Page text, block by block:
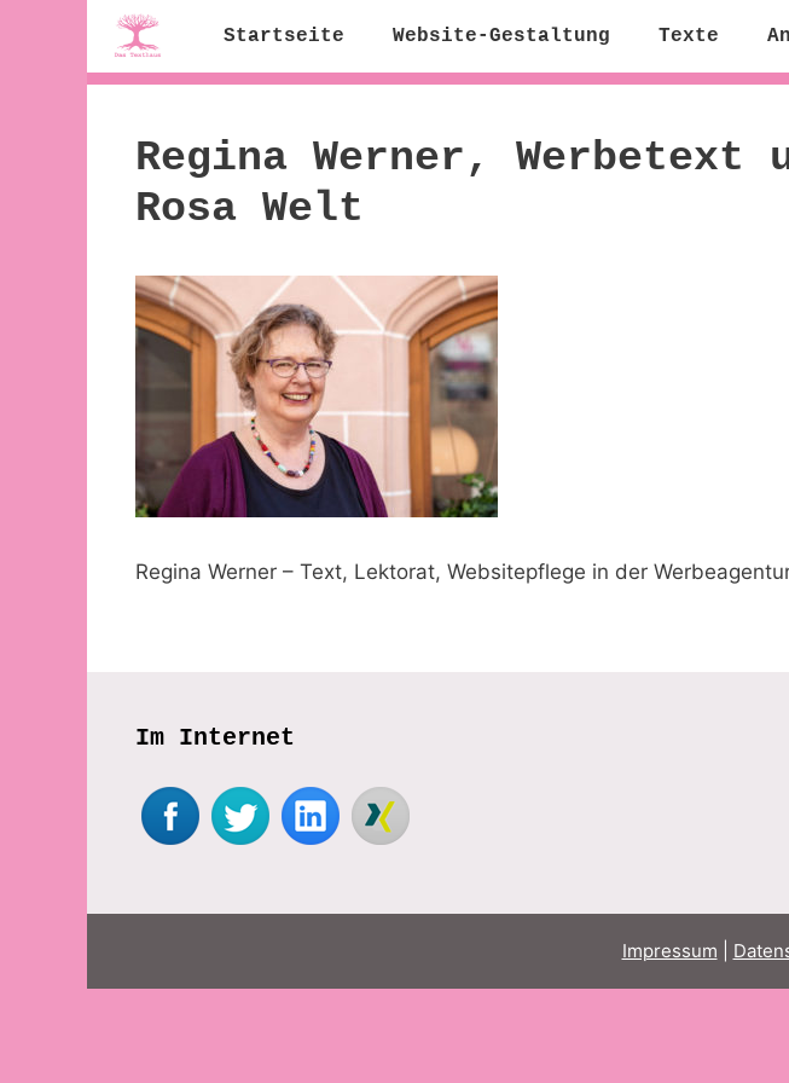
Startseite Website-Gestaltung Texte
Regina Werner, Werbetext
Rosa Welt
Regina Werner – Text, Lektorat, Websitepflege in der
Im Internet
Impressum